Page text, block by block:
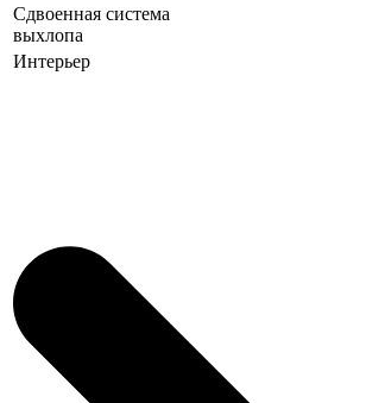
Сдвоенная система
выхлопа
Интерьер